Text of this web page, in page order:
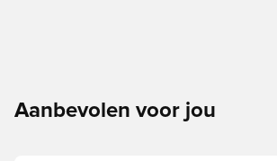
Aanbevolen voor jou